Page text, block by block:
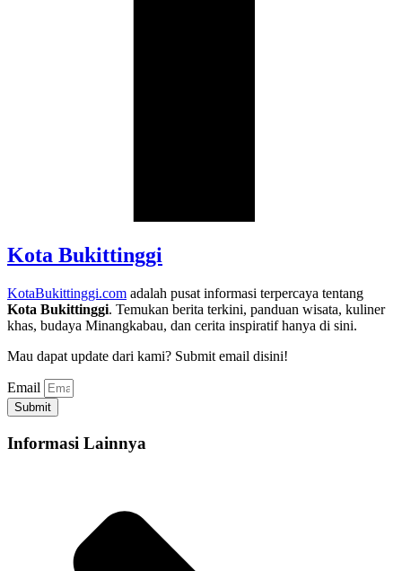
Kota Bukittinggi
KotaBukittinggi.com adalah pusat informasi terpercaya tentang
Kota Bukittinggi. Temukan berita terkini, panduan wisata, kuliner
khas, budaya Minangkabau, dan cerita inspiratif hanya di sini.
Mau dapat update dari kami? Submit email disini!
Email
Submit
Informasi Lainnya